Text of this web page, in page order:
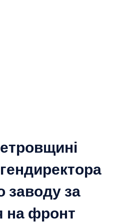
заводу за
на фронт